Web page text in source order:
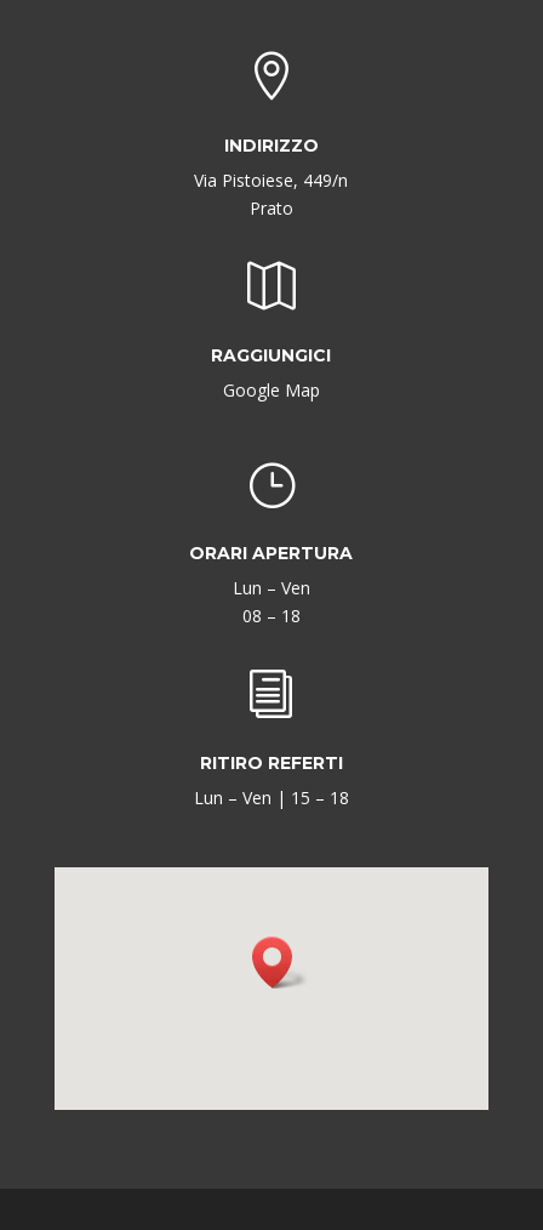

INDIRIZZO
Via Pistoiese, 449/n
Prato

RAGGIUNGICI
Google Map
}
ORARI APERTURA
Lun – Ven
08 – 18
i
RITIRO REFERTI
Lun – Ven | 15 – 18